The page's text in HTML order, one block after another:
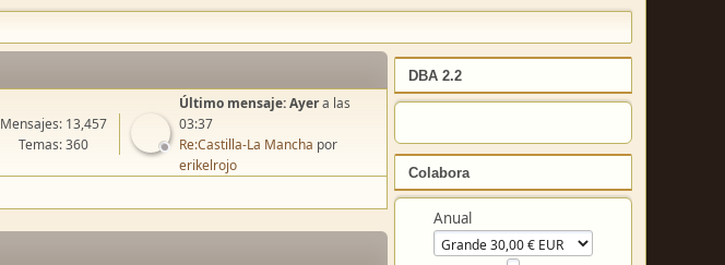
DBA 2.2
Colabora
Mensajes: 13,457
Temas: 360
Último mensaje:Ayera las
03:37
Re:Castilla-La Mancha por
erikelrojo